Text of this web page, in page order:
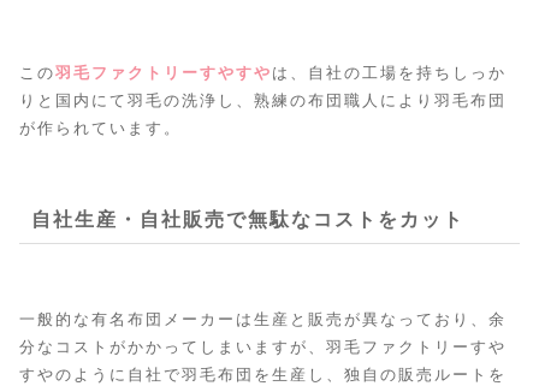
この羽毛ファクトリーすやすやは、自社の工場を持ちしっか
りと国内にて羽毛の洗浄し、熟練の布団職人により羽毛布団
が作られています。
自社生産・自社販売で無駄なコストをカット
一般的な有名布団メーカーは生産と販売が異なっており、余
分なコストがかかってしまいますが、羽毛ファクトリーすや
すやのように自社で羽毛布団を生産し、独自の販売ルートを